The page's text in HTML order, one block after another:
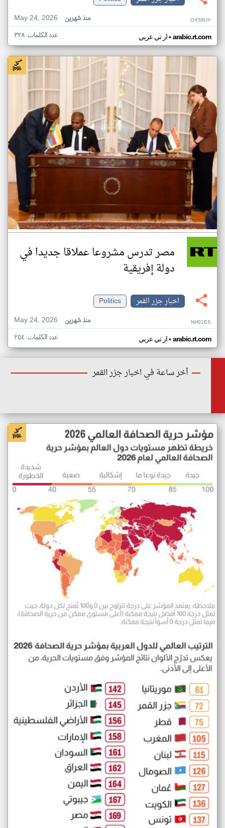
May 24, 2026
منذ شهرين OX58UY
ار تي عربي• arabic.rt.com عدد الكلمات: ٣٢٨
مصر تدرس مشروعا عملاقا جديدا في
دولة إفريقية
اخبار جزر القمر
Politics
May 24, 2026
منذ شهرين NH91ES
ار تي عربي• arabic.rt.com عدد الكلمات: ٢٥٤
أخر ساعة في اخبار جزر القمر